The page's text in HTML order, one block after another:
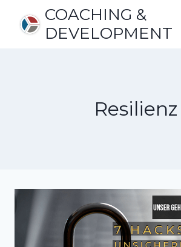
Inhalt
springen
COACHING &
DEVELOPMENT
Resilienz